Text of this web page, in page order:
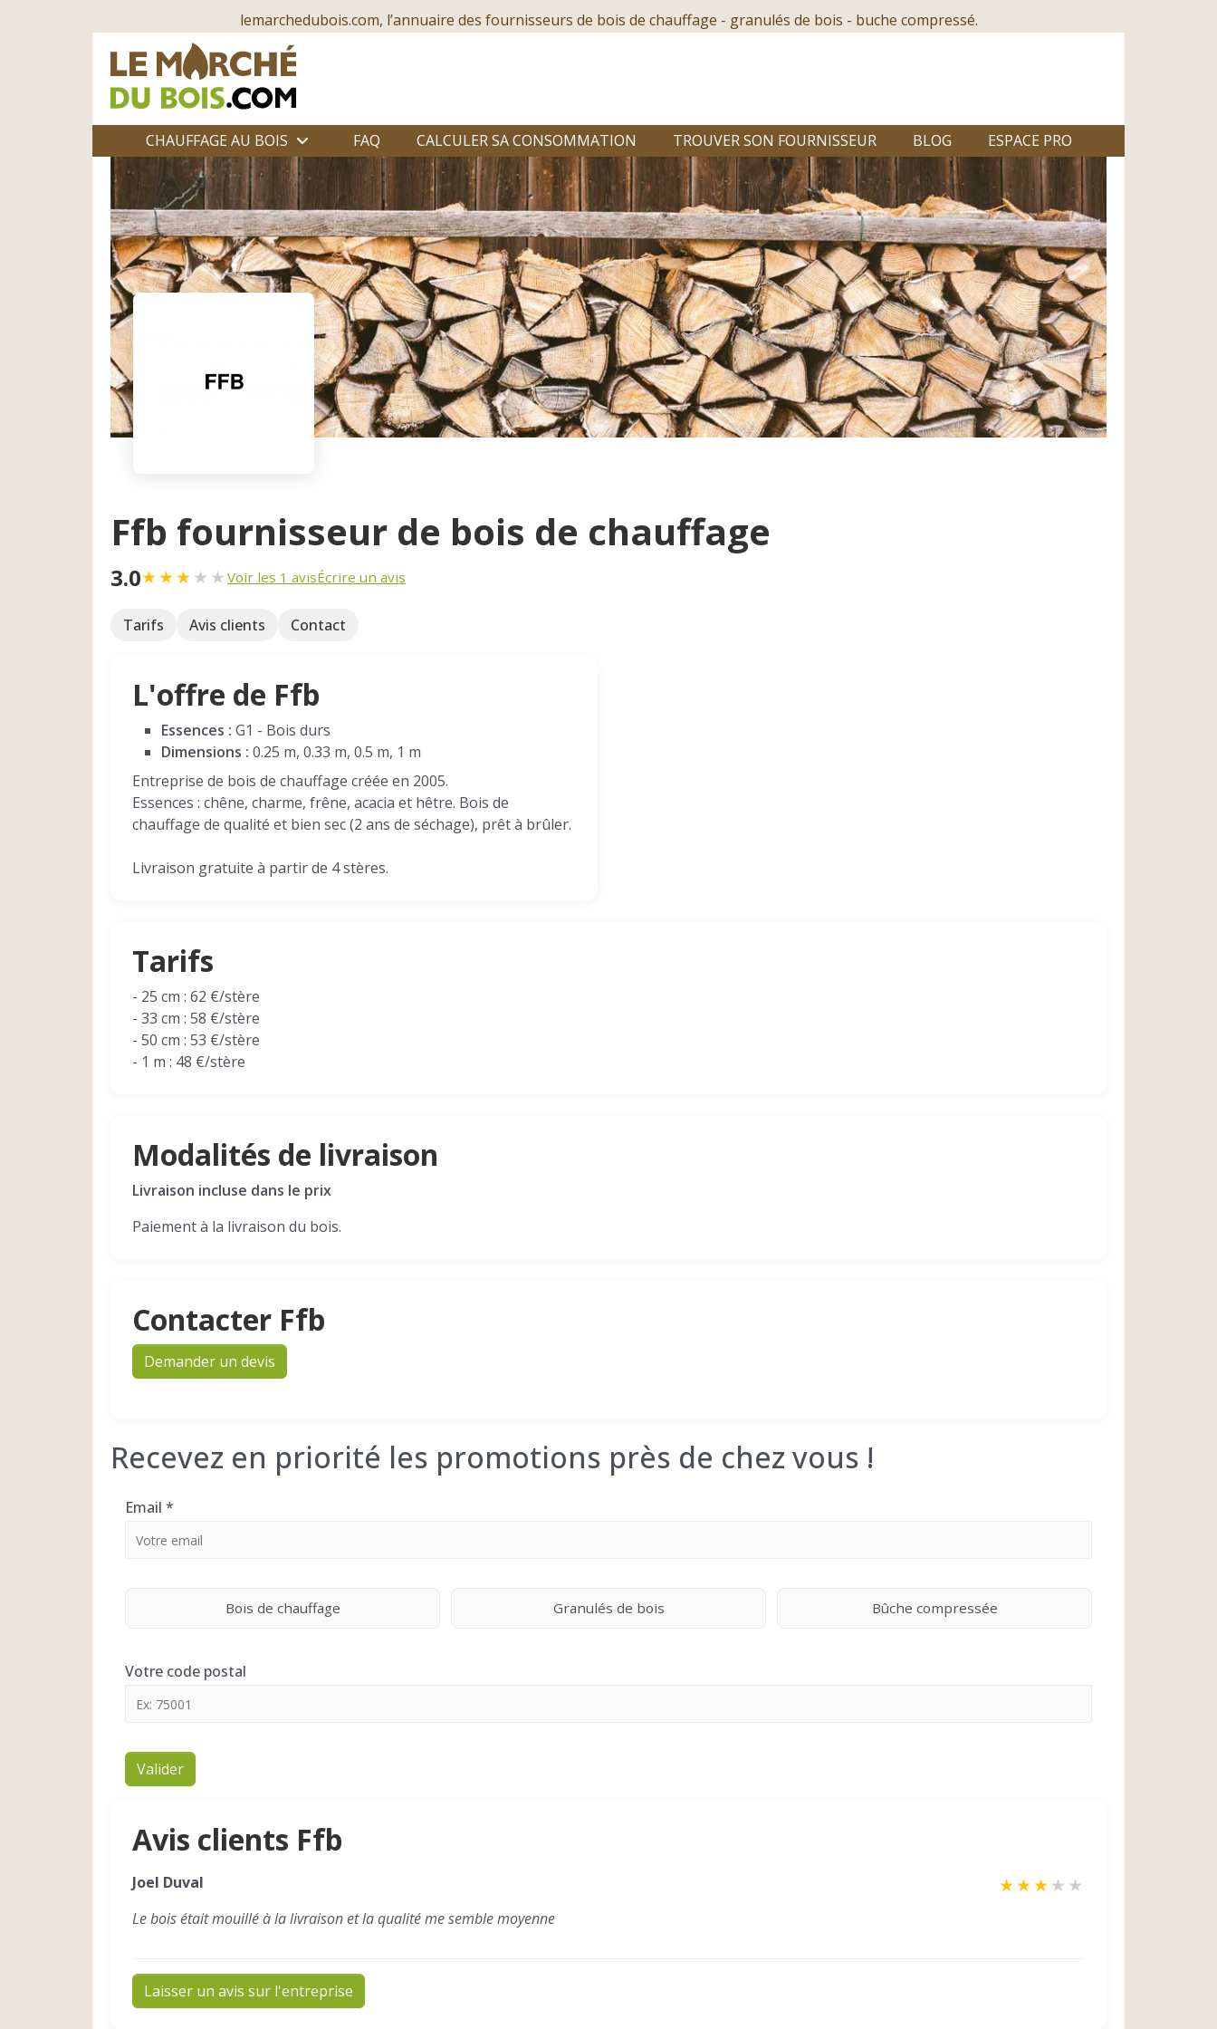
lemarchedubois.com, l’annuaire des fournisseurs de bois de chauffage - granulés de bois - buche compressé.
CHAUFFAGE AU BOIS FAQ CALCULER SA CONSOMMATION TROUVER SON FOURNISSEUR BLOG ESPACE PRO
Ffb fournisseur de bois de chauffage
3.0★★★★ ★ Voir les 1 avisÉcrire un avis
Tarifs Avis clients Contact
L'offre de Ffb
Essences : G1 - Bois durs
Dimensions : 0.25 m, 0.33 m, 0.5 m, 1 m
Entreprise de bois de chauffage créée en 2005.
Essences : chêne, charme, frêne, acacia et hêtre. Bois de
chauffage de qualité et bien sec (2 ans de séchage), prêt à brûler.
Livraison gratuite à partir de 4 stères.
Tarifs
- 25 cm : 62 €/stère
- 33 cm : 58 €/stère
- 50 cm : 53 €/stère
- 1 m : 48 €/stère
Modalités de livraison
Livraison incluse dans le prix
Paiement à la livraison du bois.
Contacter Ffb
Demander un devis
Recevez en priorité les promotions près de chez vous !
Email *
Bois de chauffage Granulés de bois Bûche compressée
Votre code postal
Valider
Avis clients Ffb
Joel Duval ★★★★ ★
Le bois était mouillé à la livraison et la qualité me semble moyenne
Laisser un avis sur l'entreprise